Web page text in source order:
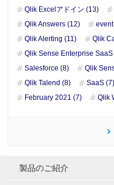
Qlik Excelアドイン (13)
Qlik Answers (12)
Qlik Alerting (11)
Qlik
Qlik Sense Enterprise
Salesforce (8)
Qlik
Qlik Talend (8)
SaaS (7)
February 2021 (7)
Qlik
製品のご紹介